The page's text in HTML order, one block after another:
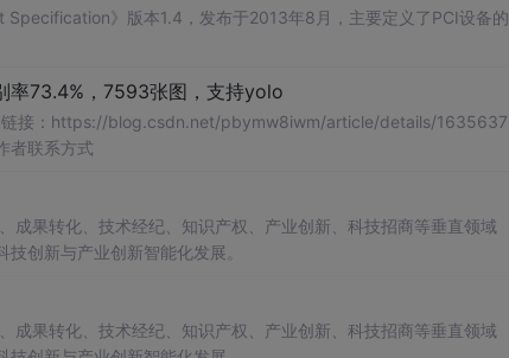
》版本1.4，发布于2013年8月，主要定义了PCI设备的
率73.4%，7593张图，支持yolo
链接：https://blog.csdn.net/pbymw8iwm/article/details/1635637
者联系方式
果转化、技术经纪、知识产权、产业创新、科技招商等垂直领域
创新与产业创新智能化发展。
果转化、技术经纪、知识产权、产业创新、科技招商等垂直领域